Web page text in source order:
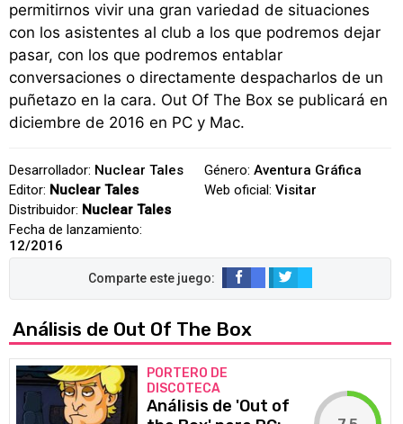
permitirnos vivir una gran variedad de situaciones
con los asistentes al club a los que podremos dejar
pasar, con los que podremos entablar
conversaciones o directamente despacharlos de un
puñetazo en la cara. Out Of The Box se publicará en
diciembre de 2016 en PC y Mac.
Desarrollador: Nuclear Tales
Editor: Nuclear Tales
Distribuidor: Nuclear Tales
Fecha de lanzamiento:
12/2016
Género: Aventura Gráfica
Web oficial: Visitar
Análisis de Out Of The Box
PORTERO DE
DISCOTECA
Análisis de 'Out of